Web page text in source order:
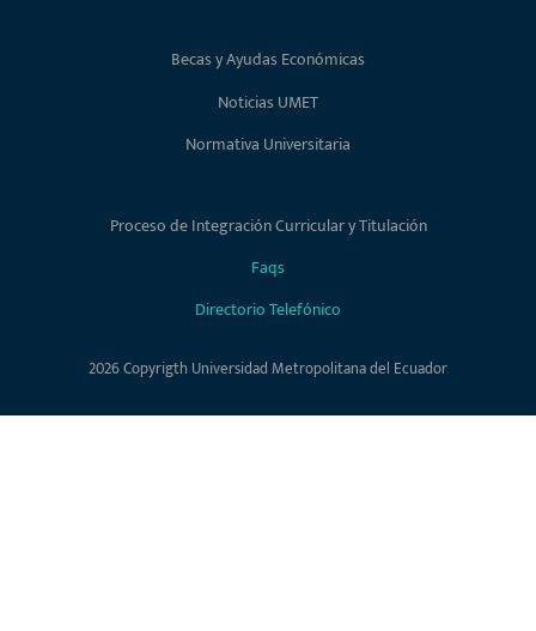
Becas y Ayudas Económicas
Noticias UMET
Normativa Universitaria
Proceso de Integración Curricular y Titulación
Faqs
Directorio Telefónico
2026 Copyrigth Universidad Metropolitana del Ecuador